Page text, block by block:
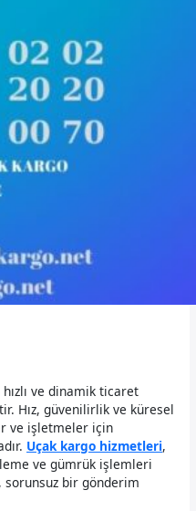
ve dinamik ticaret
Hız, güvenilirlik ve küresel
ve işletmeler için
Uçak kargo hizmetleri,
ve gümrük işlemleri
bir gönderim